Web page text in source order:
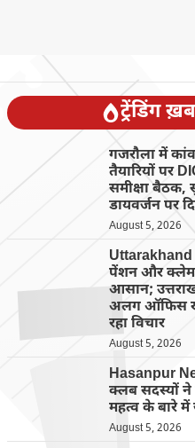
ट्रेंडिंग
गजरौला में
तैयारियों पर
समीक्षा बैठक,
डायवर्जन पर
August 5, 2026
पेंशन और क्लेम
आसान;
अलग ऑफिस
रहा विचार
August 5, 2026
Hasanpur
क्लब सदस्यों
महत्व के बारे
August 5, 2026